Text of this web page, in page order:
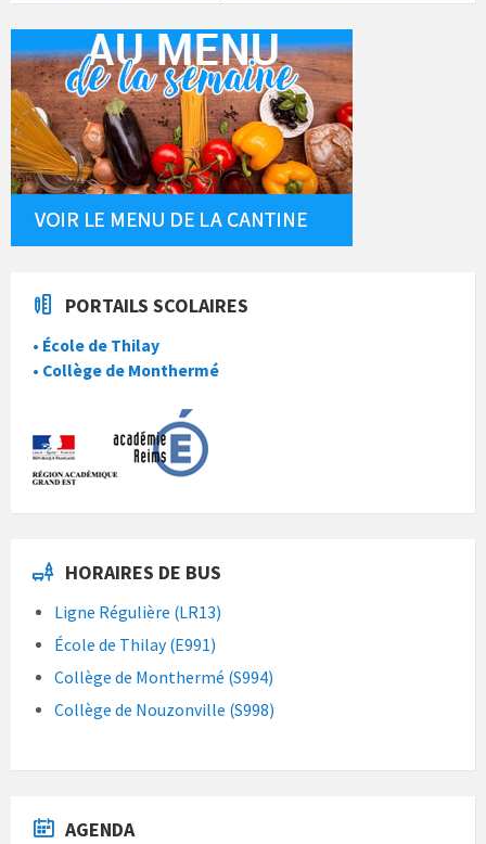
PORTAILS SCOLAIRES
• École de Thilay
• Collège de Monthermé
HORAIRES DE BUS
Ligne Régulière (LR13)
École de Thilay (E991)
Collège de Monthermé (S994)
Collège de Nouzonville (S998)
AGENDA